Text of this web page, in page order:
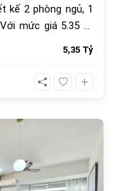
kế 2 phòng ngủ, 1
mức giá 5.35 tỷ
hoặc đầu tư cho
5,35 Tỷ